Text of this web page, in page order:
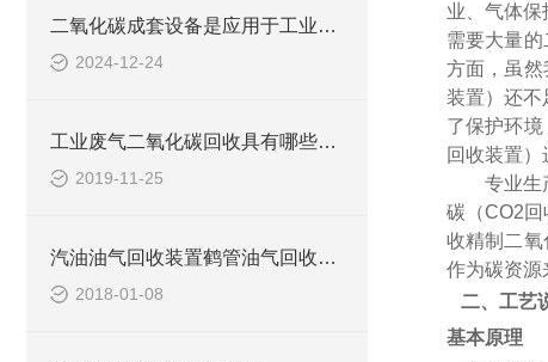
二氧化碳成套设备是应用于工业与环境领域的关键设备
2024-12-24
工业废气二氧化碳回收具有哪些用途？
2019-11-25
汽油油气回收装置鹤管油气回收设备
2018-01-08
业、气体
需要大量
方面，虽
装置）还
了保护环
回收装置
专业生
碳（CO2
收精制二
作为碳资源
二、工艺
基本原理